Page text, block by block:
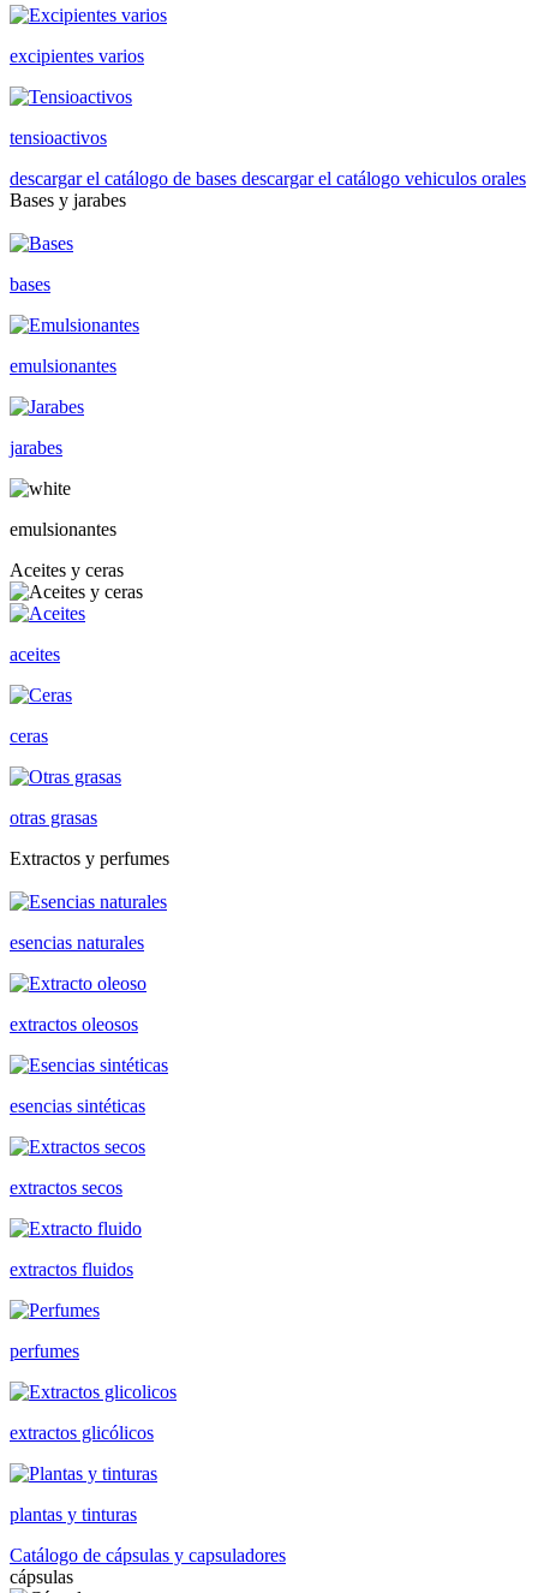
excipientes varios
tensioactivos
descargar el catálogo de bases descargar el catálogo vehiculos orales
Bases y jarabes
bases
emulsionantes
jarabes
emulsionantes
Aceites y ceras
aceites
ceras
otras grasas
Extractos y perfumes
esencias naturales
extractos oleosos
esencias sintéticas
extractos secos
extractos fluidos
perfumes
extractos glicólicos
plantas y tinturas
Catálogo de cápsulas y capsuladores
cápsulas